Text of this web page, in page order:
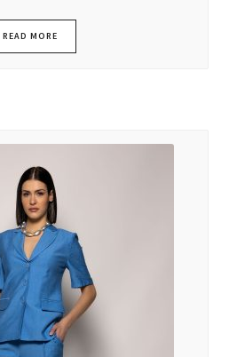
READ MORE